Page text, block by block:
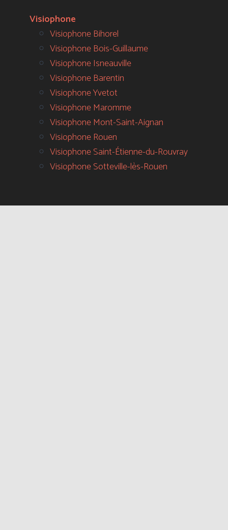
Visiophone
Visiophone Bihorel
Visiophone Bois-Guillaume
Visiophone Isneauville
Visiophone Barentin
Visiophone Yvetot
Visiophone Maromme
Visiophone Mont-Saint-Aignan
Visiophone Rouen
Visiophone Saint-Étienne-du-Rouvray
Visiophone Sotteville-lès-Rouen